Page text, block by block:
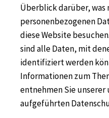
Überblick darüber, was
personenbezogenen
diese Website
sind alle Daten, mit
identifiziert werden
Informationen zum
entnehmen Sie
aufgeführten